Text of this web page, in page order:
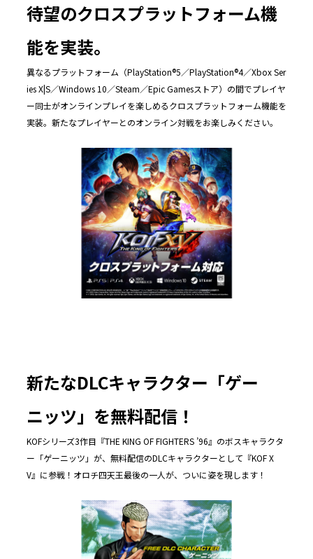
待望のクロスプラットフォーム機
能を実装。
異なるプラットフォーム（PlayStation®5／PlayStation®4／Xbox Ser
ies X|S／Windows 10／Steam／Epic Gamesストア）の間でプレイヤ
ー同士がオンラインプレイを楽しめるクロスプラットフォーム機能を
実装。新たなプレイヤーとのオンライン対戦をお楽しみください。
新たなDLCキャラクター「ゲー
ニッツ」を無料配信！
KOFシリーズ3作目『THE KING OF FIGHTERS ’96』のボスキャラクタ
ー「ゲーニッツ」が、無料配信のDLCキャラクターとして『KOF X
V』に参戦！オロチ四天王最後の一人が、ついに姿を現します！